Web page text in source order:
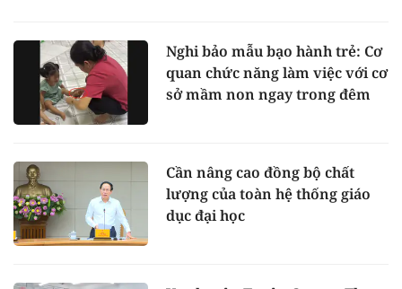
Nghi bảo mẫu bạo hành trẻ: Cơ
quan chức năng làm việc với cơ
sở mầm non ngay trong đêm
Cần nâng cao đồng bộ chất
lượng của toàn hệ thống giáo
dục đại học